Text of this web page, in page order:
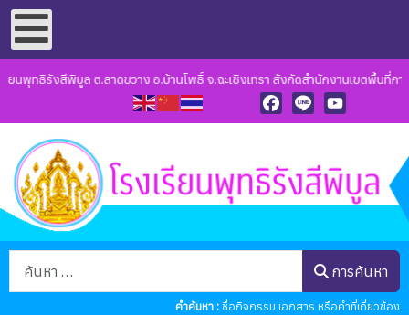
พุทธิรังสีพิบูล ต.ลาดขวาง อ.บ้านโพธิ์ จ.ฉะเชิงเทรา สังกัดสำนักงานเขตพื้นที่การ
Facebook
Line YouTube
การค้นหา
คำค้นหา :ชื่อกิจกรรม เอกสาร หรือคำที่เกี่ยวข้อง